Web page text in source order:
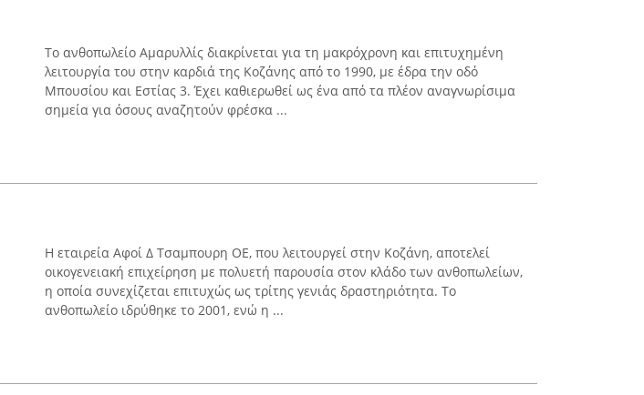
Το ανθοπωλείο Αμαρυλλίς διακρίνεται για τη μακρόχρονη και επιτυχημένη
λειτουργία του στην καρδιά της Κοζάνης από το 1990, με έδρα την οδό
Μπουσίου και Εστίας 3. Έχει καθιερωθεί ως ένα από τα πλέον αναγνωρίσιμα
σημεία για όσους αναζητούν φρέσκα ...
Η εταιρεία Αφοί Δ Τσαμπουρη ΟΕ, που λειτουργεί στην Κοζάνη, αποτελεί
οικογενειακή επιχείρηση με πολυετή παρουσία στον κλάδο των ανθοπωλείων,
η οποία συνεχίζεται επιτυχώς ως τρίτης γενιάς δραστηριότητα. Το
ανθοπωλείο ιδρύθηκε το 2001, ενώ η ...